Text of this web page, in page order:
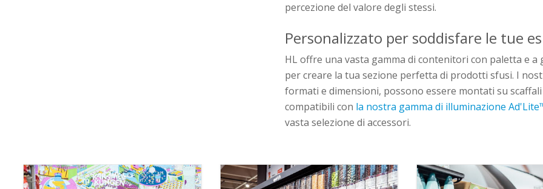
percezione del valore degli stessi.
Personalizzato per soddisfare le tue
HL offre una vasta gamma di contenitori con paletta e
per creare la tua sezione perfetta di prodotti sfusi. I
formati e dimensioni, possono essere montati su
compatibili con la nostra gamma di illuminazione
vasta selezione di accessori.